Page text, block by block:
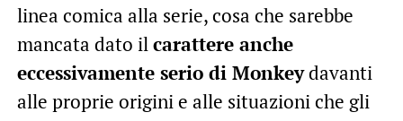
linea comica alla serie, cosa che sarebbe
mancata dato ilcarattere anche
eccessivamente serio di Monkeydavanti
alle proprie origini e alle situazioni che gli